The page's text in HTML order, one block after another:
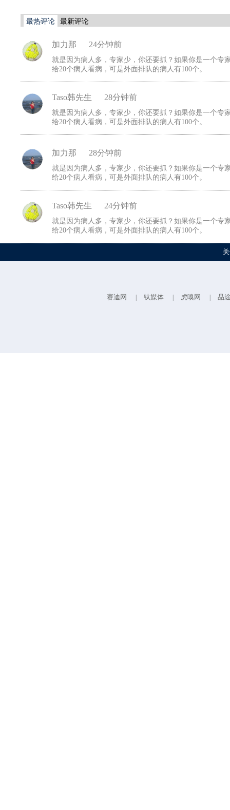
最热评论 最新评论
加力那 24分钟前
就是因为病人多，专家少，你还要抓？如果你是一个专
给20个病人看病，可是外面排队的病人有100个。
Taso韩先生 28分钟前
就是因为病人多，专家少，你还要抓？如果你是一个专
给20个病人看病，可是外面排队的病人有100个。
加力那 28分钟前
就是因为病人多，专家少，你还要抓？如果你是一个专
给20个病人看病，可是外面排队的病人有100个。
Taso韩先生 24分钟前
就是因为病人多，专家少，你还要抓？如果你是一个专
给20个病人看病，可是外面排队的病人有100个。
赛迪网 | 钛媒体 | 虎嗅网 | 品